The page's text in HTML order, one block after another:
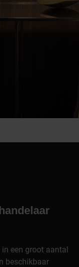
een groot aantal
beschikbaar